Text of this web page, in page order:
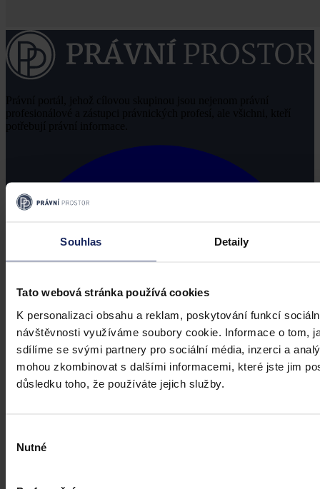
Souhlas Detaily
Tato webová stránka používá cookies
K personalizaci obsahu a reklam, poskytování funkcí
návštěvnosti využíváme soubory cookie. Informace o tom,
sdílíme se svými partnery pro sociální média, inzerci a
mohou zkombinovat s dalšími informacemi, které jste jim
důsledku toho, že používáte jejich služby.
souhlasu
Nutné